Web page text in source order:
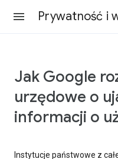
Prywatność i
Jak Google
urzędowe o
informacji o
Instytucje państwowe z